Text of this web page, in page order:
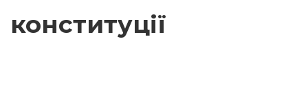
конституції